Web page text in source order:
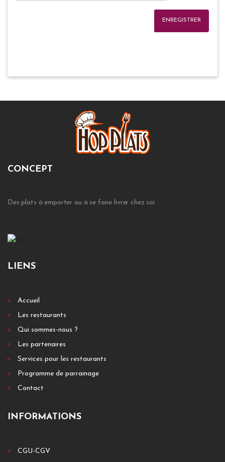
ENREGISTRER
CONCEPT
Des plats à emporter ou à se faire livrer chez soi
LIENS
Accueil
Les restaurants
Qui sommes-nous ?
Les partenaires
Services pour les restaurants
Programme de parrainage
Contact
INFORMATIONS
CGU-CGV